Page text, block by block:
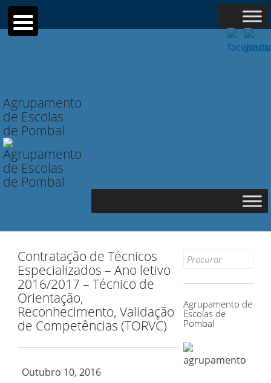
Agrupamento
de Escolas
de Pombal
Contratação de Técnicos
Especializados – Ano letivo
2016/2017 – Técnico de
Orientação,
Reconhecimento, Validação
de Competências (TORVC)
Outubro 10, 2016
Search
Agrupamento de
Escolas de
Pombal